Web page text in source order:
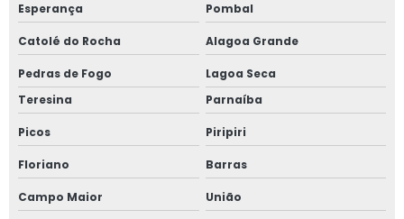
Esperança Pombal
Catolé do Rocha Alagoa Grande
Pedras de Fogo
Lagoa Seca
Teresina
Parnaíba
Picos Piripiri
Floriano Barras
Campo Maior União